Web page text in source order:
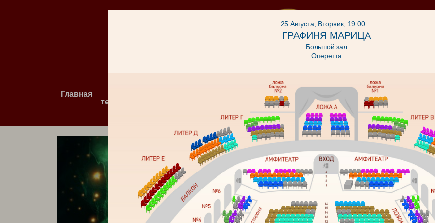
Главная
театре
Готовится к
постановке
Театр во время
Блокады
25 Августа, Вторник, 19:00
ГРАФИНЯ МАРИЦА
Большой зал
Оперетта